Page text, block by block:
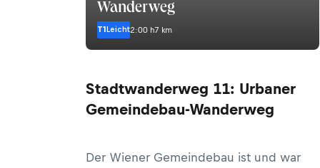
Wanderweg
T1Leicht2:00 h7 km
Stadtwanderweg 11: Urbaner
Gemeindebau-Wanderweg
Der Wiener Gemeindebau ist und war